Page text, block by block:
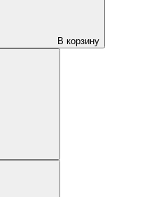
В корзину